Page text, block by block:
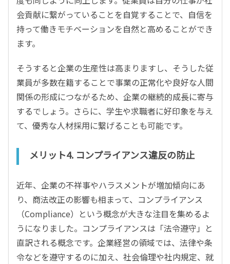
会貢献に繋がっていることを自覚することで、自信を
持って働きモチベーションを自然と高めることができ
ます。
そうすると企業の生産性は高まりますし、そうした従
業員が多数在籍することで事業の正常化や良好な人間
関係の形成につながるため、企業の継続的成長に寄与
するでしょう。さらに、学生や求職者に好印象を与え
て、優秀な人材採用に繋げることも可能です。
メリット4. コンプライアンス違反の防止
近年、企業の不祥事やハラスメントが増加傾向にあ
り、商法改正の影響も相まって、コンプライアンス
（Compliance）という概念が大きな注目を集めるよ
うになりました。コンプライアンスは「法令遵守」と
直訳される概念です。企業経営の領域では、法律や条
令などを遵守するのに加え、社会倫理や社内規定、就